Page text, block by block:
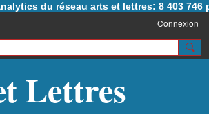
du réseau arts et lettres: 8 403 746
Connexion
Lettres